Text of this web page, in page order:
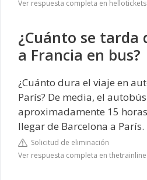
Ver respuesta completa en
¿Cuánto se tarda
a Francia en bus?
¿Cuánto dura el viaje en
París? De media, el
aproximadamente 15
llegar de Barcelona a París.
Solicitud de eliminación
Ver respuesta completa en